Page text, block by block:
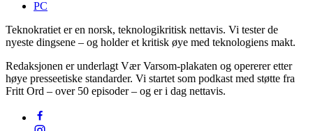
PC
Teknokratiet er en norsk, teknologikritisk nettavis. Vi tester de
nyeste dingsene – og holder et kritisk øye med teknologiens makt.
Redaksjonen er underlagt Vær Varsom-plakaten og opererer etter
høye presseetiske standarder. Vi startet som podkast med støtte fra
Fritt Ord – over 50 episoder – og er i dag nettavis.